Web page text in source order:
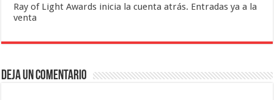
Ray of Light Awards inicia la cuenta atrás. Entradas ya a la
venta
Deja un comentario